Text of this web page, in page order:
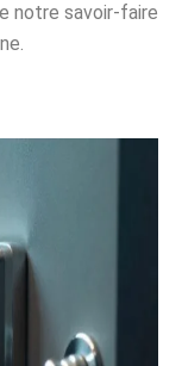
notre savoir-faire